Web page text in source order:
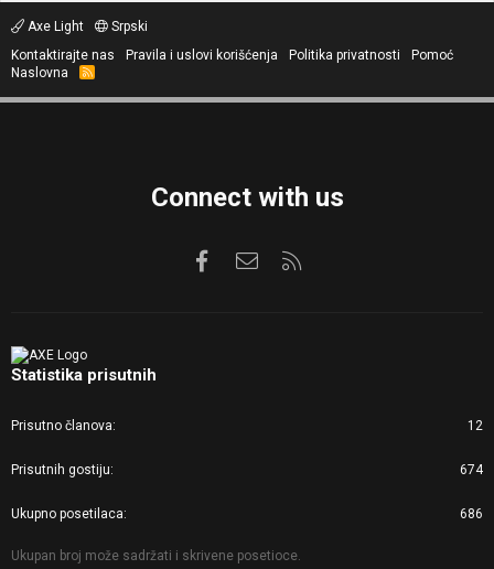
Axe Light
Srpski
Kontaktirajte nas
Pravila i uslovi korišćenja Politika privatnosti
Pomoć
Naslovna
R
S
Connect with us
FacebookKontaktirajte nas
Statistika prisutnih
Prisutno članova 12
Prisutnih gostiju 674
Ukupno posetilaca 686
Ukupan broj može sadržati i skrivene posetioce.